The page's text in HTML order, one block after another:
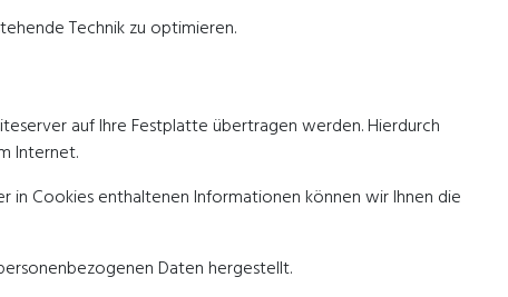
Technik zu optimieren.
auf Ihre Festplatte übertragen werden. Hierdurch
Internet.
Cookies enthaltenen Informationen können wir Ihnen die
Daten hergestellt.